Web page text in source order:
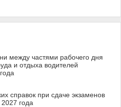
между частями рабочего дня
и отдыха водителей
справок при сдаче экзаменов
года